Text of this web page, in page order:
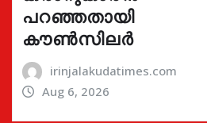
പറഞ്ഞതായി
കൗൺസിലർ
irinjalakudatimes.com
Aug 6, 2026